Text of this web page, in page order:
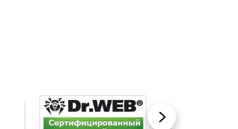
Вперед